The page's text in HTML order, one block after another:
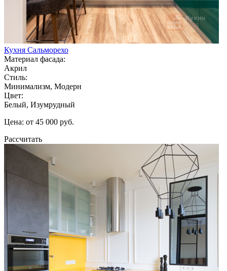
Кухня Сальморехо
Материал фасада:
Акрил
Стиль:
Минимализм, Модерн
Цвет:
Белый, Изумрудный
Цена: от 45 000 руб.
Рассчитать